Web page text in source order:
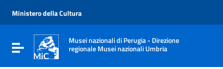
Vai al menu di navigazione
Vai al footer
Ministero della Cultura
Attiva / disattiva la navigazione
Musei nazionali di Perugia - Direzione
regionale Musei nazionali Umbria